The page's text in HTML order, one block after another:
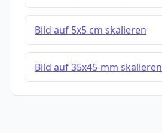
Bild auf 5x5 cm skalieren
Bild auf 35x45-mm skalieren